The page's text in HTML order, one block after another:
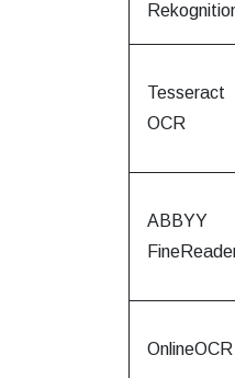
Tesseract
OCR
ABBYY
OnlineOCR